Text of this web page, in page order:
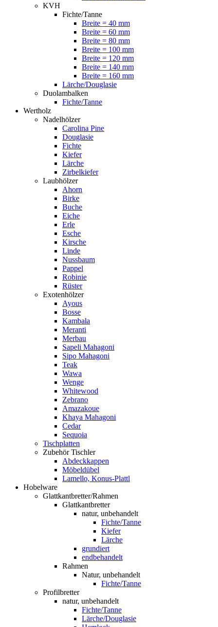
KVH
Fichte/Tanne
Breite = 40 mm
Breite = 60 mm
Breite = 80 mm
Breite = 100 mm
Breite = 120 mm
Breite = 140 mm
Breite = 160 mm
Lärche/Douglasie
Duolambalken
Fichte/Tanne
Wertholz
Nadelhölzer
Carolina Pine
Douglasie
Fichte
Kiefer
Lärche
Zirbelkiefer
Laubhölzer
Ahorn
Birke
Buche
Eiche
Erle
Esche
Kirsche
Linde
Nussbaum
Pappel
Robinie
Rüster
Exotenhölzer
Ayous
Bosse
Kambala
Meranti
Merbau
Sapeli Mahagoni
Sipo Mahagoni
Teak
Wawa
Wenge
Whitewood
Zebrano
Amazakoue
Khaya Mahagoni
Cedar
Sequoia
Tischplatten
Zubehör Tischler
Abdeckkappen
Möbeldübel
Lamello, Konus-Plattl
Hobelware
Glattkantbretter/Rahmen
Glattkantbretter
natur, unbehandelt
Fichte/Tanne
Kiefer
Lärche
grundiert
endbehandelt
Rahmen
Natur, unbehandelt
Fichte/Tanne
Profilbretter
natur, unbehandelt
Fichte/Tanne
Lärche/Douglasie